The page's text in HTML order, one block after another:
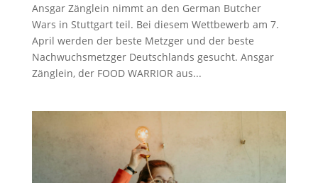
Ansgar Zänglein nimmt an den German Butcher
Wars in Stuttgart teil. Bei diesem Wettbewerb am 7.
April werden der beste Metzger und der beste
Nachwuchsmetzger Deutschlands gesucht. Ansgar
Zänglein, der FOOD WARRIOR aus...